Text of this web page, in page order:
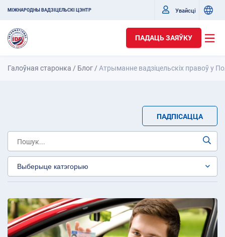
МІЖНАРОДНЫ ВАДЗІЦЕЛЬСКІ ЦЭНТР Увайсці
ПАДАЦЬ ЗАЯЎКУ
Галоўная старонка / Блог /Атрыманне вадзіцельскіх правоў у
ПАДПІСАЦЦА